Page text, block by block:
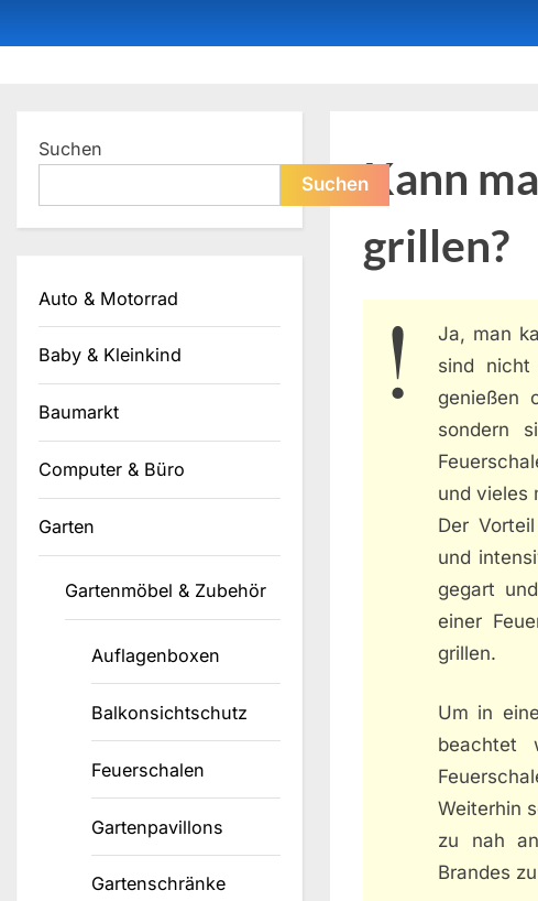
to
Kann
grillen?
Ja, man
sind nicht
genießen
sondern
und vieles
Der
und
gegart
einer
grillen.
Um in
beachtet
Weiterhin
zu nah
Brandes
Suchen
Suchen
Auto & Motorrad
Baby & Kleinkind
Baumarkt
Computer & Büro
Garten
Gartenmöbel & Zubehör
Auflagenboxen
Balkonsichtschutz
Feuerschalen
Gartenpavillons
Gartenschränke